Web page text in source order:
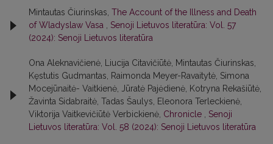
Mintautas Čiurinskas, The Account of the Illness and Death
of Wladyslaw Vasa , Senoji Lietuvos literatūra: Vol. 57
(2024): Senoji Lietuvos literatūra
Ona Aleknavičienė, Liucija Citavičiūtė, Mintautas Čiurinskas,
Kęstutis Gudmantas, Raimonda Meyer-Ravaitytė, Simona
Mocejūnaitė- Vaitkienė, Jūratė Pajėdienė, Kotryna Rekašiūtė,
Žavinta Sidabraitė, Tadas Šaulys, Eleonora Terleckienė,
Viktorija Vaitkevičiūtė Verbickienė, Chronicle , Senoji
Lietuvos literatūra: Vol. 58 (2024): Senoji Lietuvos literatūra